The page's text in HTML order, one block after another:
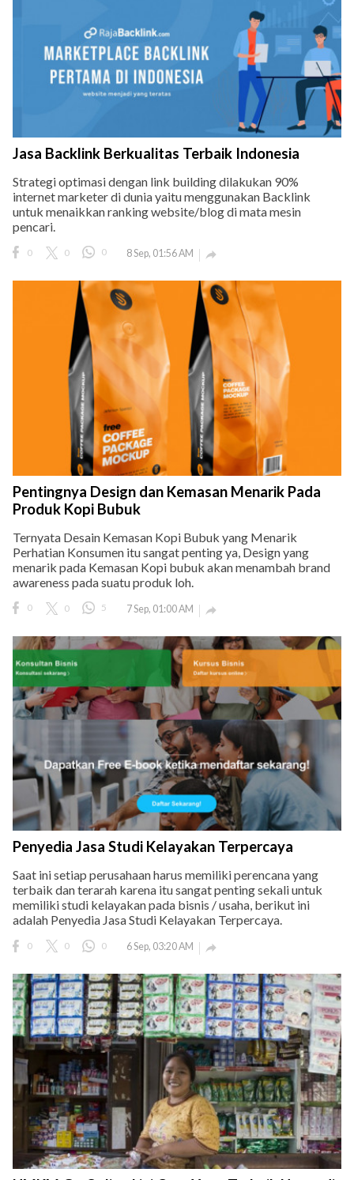
Jasa Backlink Berkualitas Terbaik Indonesia
Strategi optimasi dengan link building dilakukan 90%
internet marketer di dunia yaitu menggunakan Backlink
untuk menaikkan ranking website/blog di mata mesin
pencari.
0 0 0 8 Sep, 01:56 AM 
Pentingnya Design dan Kemasan Menarik Pada
Produk Kopi Bubuk
Ternyata Desain Kemasan Kopi Bubuk yang Menarik
Perhatian Konsumen itu sangat penting ya, Design yang
menarik pada Kemasan Kopi bubuk akan menambah brand
awareness pada suatu produk loh.
0 0 5 7 Sep, 01:00 AM 
Penyedia Jasa Studi Kelayakan Terpercaya
Saat ini setiap perusahaan harus memiliki perencana yang
terbaik dan terarah karena itu sangat penting sekali untuk
memiliki studi kelayakan pada bisnis / usaha, berikut ini
adalah Penyedia Jasa Studi Kelayakan Terpercaya.
0 0 0 6 Sep, 03:20 AM 